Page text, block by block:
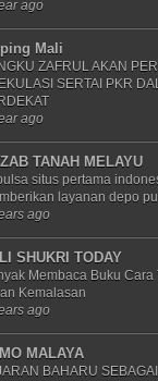
ago
Mali
ZAFRUL AKAN
SERTAI PKR
ago
TANAH MELAYU
situs pertama
layanan depo
ago
SHUKRI TODAY
Membaca Buku Cara
Kemalasan
ago
MALAYA
BAHARU SEBAGAI